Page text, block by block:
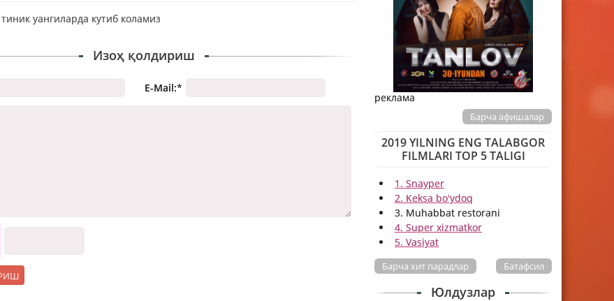
уангиларда кутиб коламиз
Изоҳ қолдириш
E-Mail:*
реклама
Барча афишалар
2019 YILNING ENG TALABGOR
FILMLARI TOP 5 TALIGI
1. Snayper
2. Keksa bo'ydoq
3. Muhabbat restorani
4. Super xizmatkor
5. Vasiyat
Батафсил
Барча хит парадлар
Юлдузлар